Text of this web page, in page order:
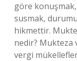
göre
susmak,
hikmettir.
nedir? Mukteza
vergi